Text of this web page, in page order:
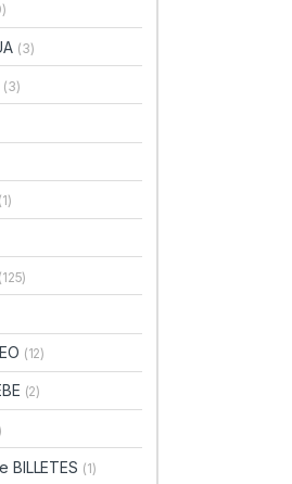
(3)
(3)
(1)
(125)
(12)
(2)
BILLETES (1)